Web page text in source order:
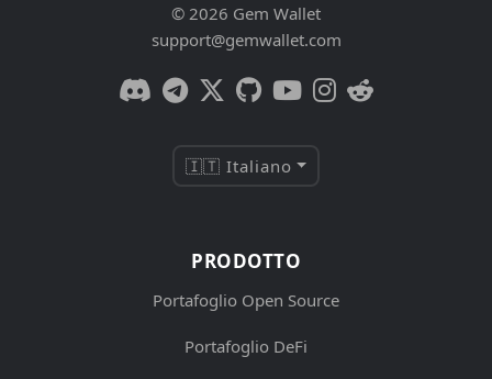
© 2026 Gem Wallet
support@gemwallet.com
🇮🇹 Italiano
PRODOTTO
Portafoglio Open Source
Portafoglio DeFi